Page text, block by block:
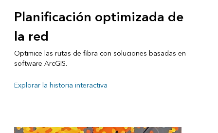
Planificación optimizada de
la red
Optimice las rutas de fibra con soluciones basadas en
software ArcGIS.
Explorar la historia interactiva